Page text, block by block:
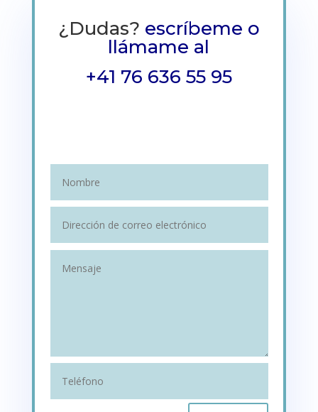
¿Dudas? escríbeme o
llámame al
+41 76 636 55 95